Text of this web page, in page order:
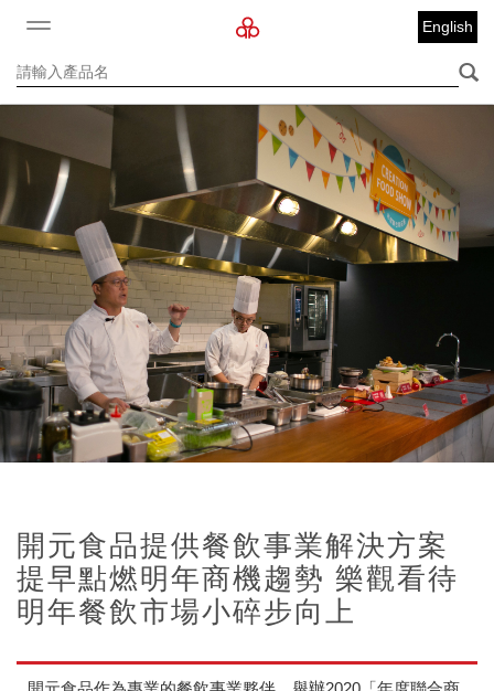
English
開元食品提供餐飲事業解決方案
提早點燃明年商機趨勢 樂觀看待
明年餐飲市場小碎步向上